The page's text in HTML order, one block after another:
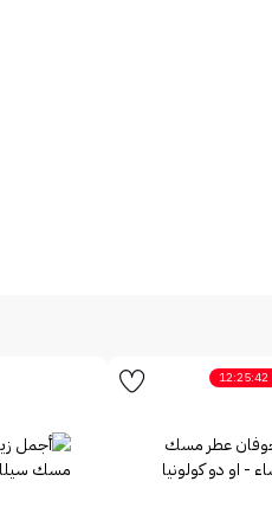
12:25:42